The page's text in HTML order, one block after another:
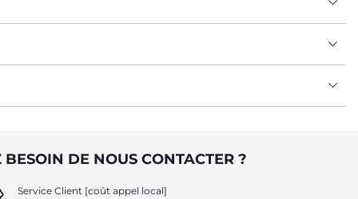
cododo au lit bébé évolutif en passant par le lit de
BESOIN DE NOUS CONTACTER ?
Service Client [coût appel local]